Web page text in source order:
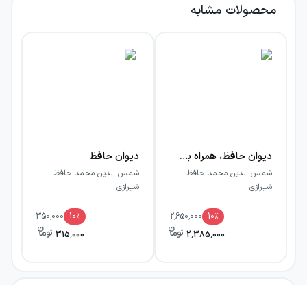
محصولات مشابه
دیوان حافظ، همراه با تفسیر فال (گلاسه، ترمو، پلاکدار، برجسته، باقاب)
شمس الدین محمد حافظ
شیرازی
2,650,000 10٪
2,385,000
دیوان حافظ
شمس الدین محمد حافظ
شیرازی
350,000 10٪
315,000